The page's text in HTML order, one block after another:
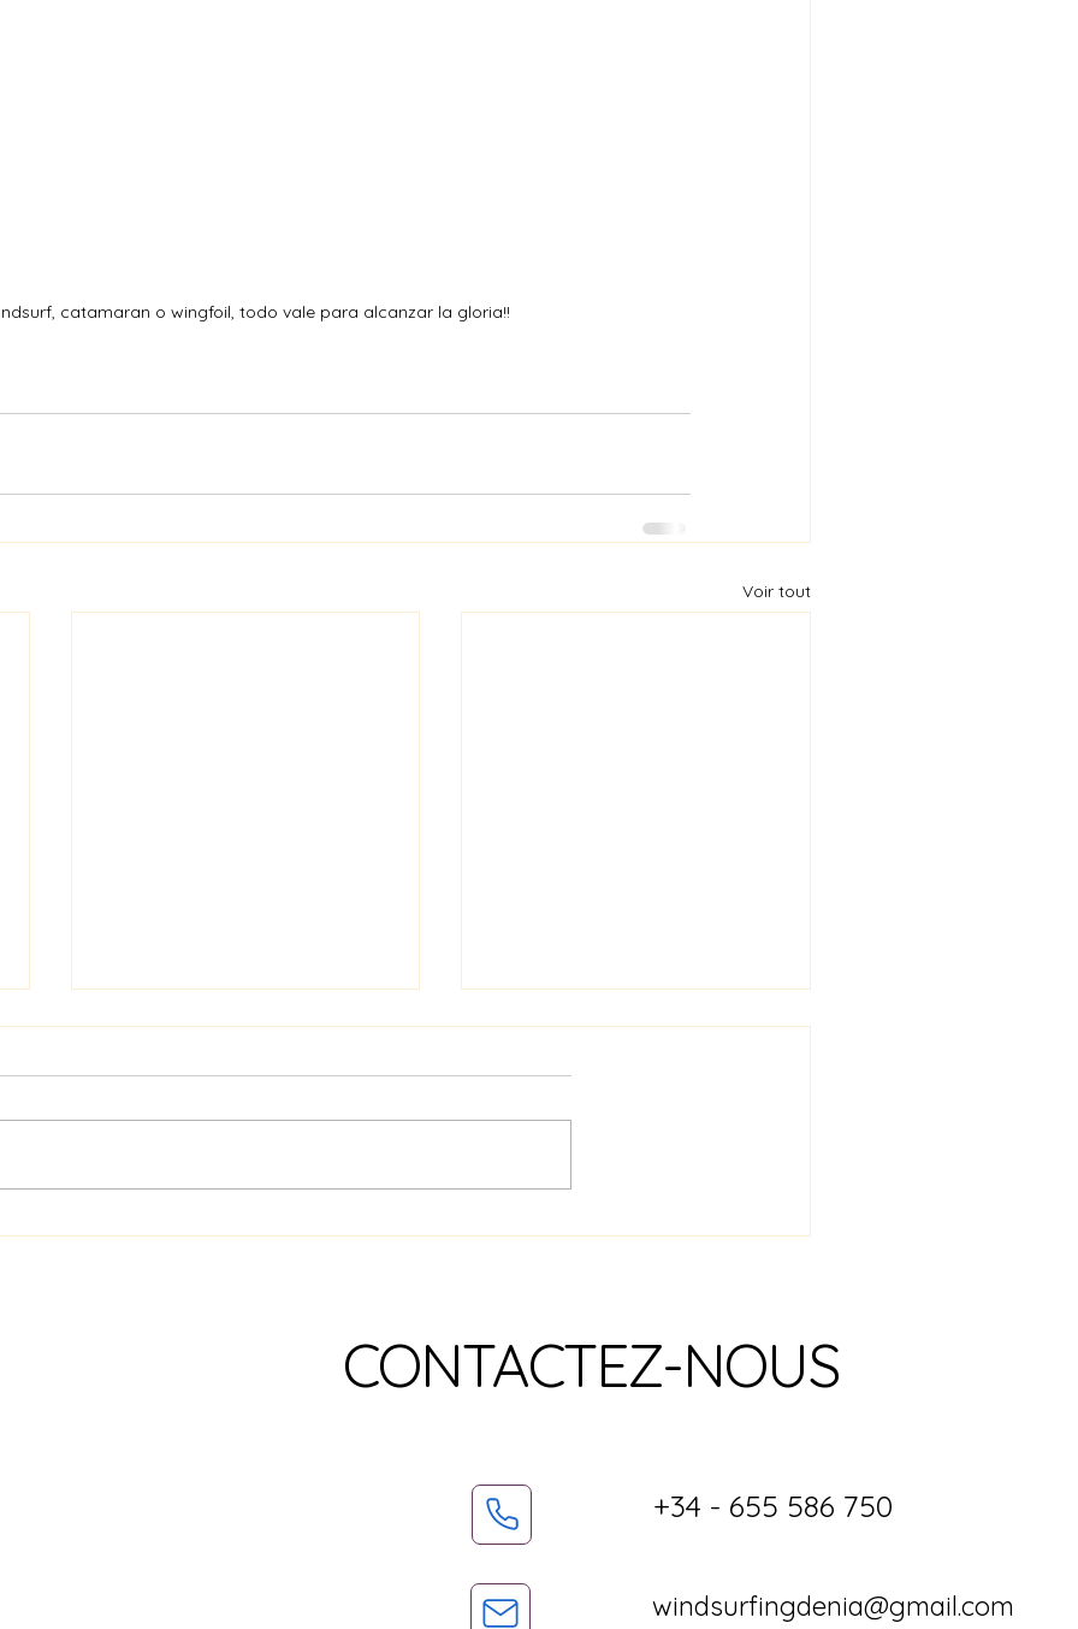
catamaran o wingfoil, todo vale para alcanzar la gloria!!
Voir tout
CONTACTEZ-NOUS
+34 - 655 586 750
windsurfingdenia@gmail.com